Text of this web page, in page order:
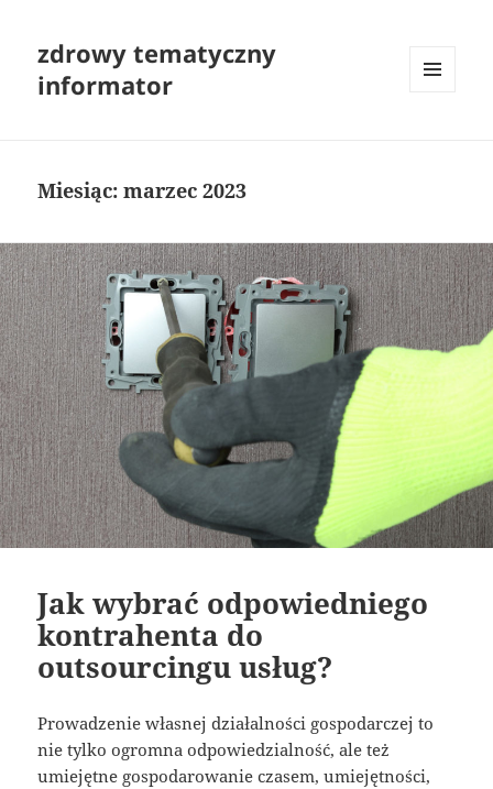
zdrowy tematyczny
informator
Miesiąc:marzec 2023
Jak wybrać odpowiedniego
kontrahenta do
outsourcingu usług?
Prowadzenie własnej działalności gospodarczej to
nie tylko ogromna odpowiedzialność, ale też
umiejętne gospodarowanie czasem, umiejętności,